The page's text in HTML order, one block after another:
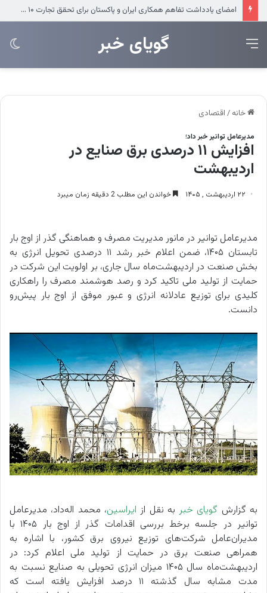
امضای یادداشت تفاهم همکاری ایران و پاکستان برای تحقق تجارت ۱۰ میلیارد دلاری
‌‌‌گویای خبر منو
خانه / اقتصادی
مدیرعامل توانیر خبر داد؛
افزایش ۱۱ درصدی برق صنایع در
اردیبهشت
۲۲ اردیبهشت , ۱۴۰۵ خواندن این مطلب 2 دقیقه زمان میبرد
مدیرعامل توانیر در مانور مدیریت مصرف و هماهنگی گذر از اوج بار
تابستان ۱۴۰۵، ضمن اعلام خبر رشد ۱۱ درصدی تحویل انرژی به
بخش صنعت در اردیبهشت‌ماه سال جاری، بر اولویت این شرکت در
حمایت از تولید ملی تاکید کرد و رصد هوشمند مصرف را راهکاری
کلیدی برای توزیع عادلانه انرژی و عبور موفق از اوج بار پیش‌رو
دانست.
به گزارش گویای خبر به نقل از ایراسین، محمد اله‌داد، مدیرعامل
توانیر در جلسه برخط بررسی اقدامات گذر از اوج بار ۱۴۰۵ با
مدیران‌عامل شرکت‌های توزیع نیروی برق کشور، با اشاره به
همراهی صنعت برق در حمایت از تولید ملی اعلام کرد: در
اردیبهشت‌ماه سال ۱۴۰۵ میزان انرژی تحویلی به صنایع نسبت به
مدت مشابه سال گذشته ۱۱ درصد افزایش یافته است که